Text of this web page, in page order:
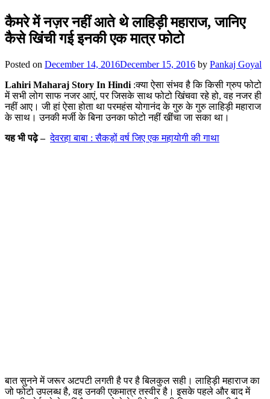
कैमरे में नज़र नहीं आते थे लाहिड़ी महाराज, जानिए
कैसे खिंची गई इनकी एक मात्र फोटो
Posted on December 14, 2016December 15, 2016 by Pankaj Goyal
Lahiri Maharaj Story In Hindi :क्या ऐसा संभव है कि किसी ग्रुप फोटो
में सभी लोग साफ नजर आएं, पर जिसके साथ फोटो खिंचवा रहे हो, वह नजर ही
नहीं आए। जी हां ऐसा होता था परमहंस योगानंद के गुरु के गुरु लाहिड़ी महाराज
के साथ। उनकी मर्जी के बिना उनका फोटो नहीं खींचा जा सका था।
यह भी पढ़े – देवरहा बाबा : सैकड़ों वर्ष जिए एक महायोगी की गाथा
बात सुनने में जरूर अटपटी लगती है पर है बिलकुल सही। लाहिड़ी महाराज का
जो फोटो उपलब्ध है, वह उनकी एकमात्र तस्वीर है। इसके पहले और बाद में